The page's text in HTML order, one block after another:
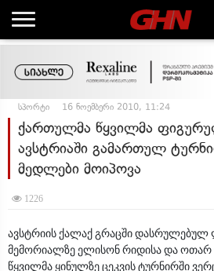
სპორტი 16 ნოემბერი 2010, 11:24
ქართულმა წყვილმა
ავსტრიაში გამართულ
მედლები მოიპოვა
1226
ავსტრიის ქალაქ გრაცში დასრულებულ
მემორიალზე ელისონ რიდისა და ოთარ
წყვილმა ყინულზე ცეკვის ტურნირში